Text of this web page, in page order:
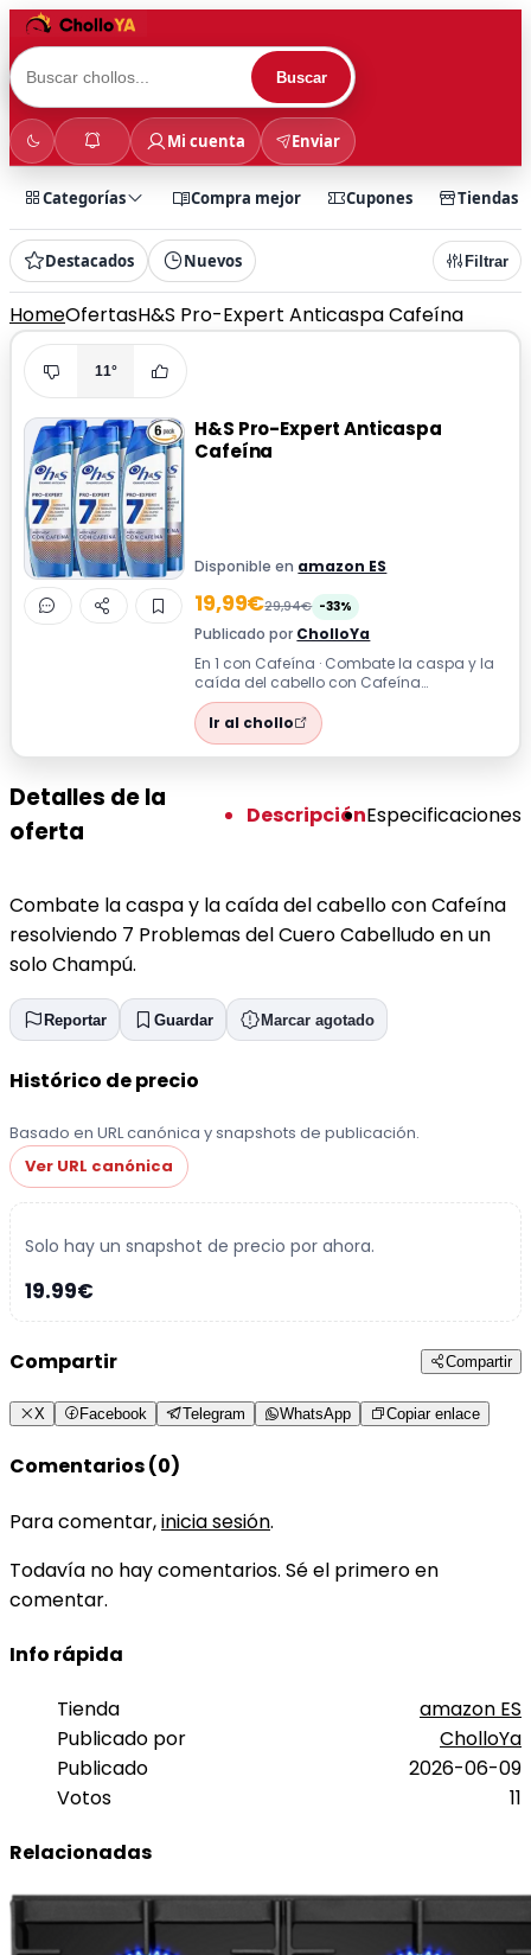
Buscar
Mi cuenta Enviar
Categorías Compra mejor Cupones Tiendas
Destacados Nuevos Filtrar
HomeOfertasH&S Pro-Expert Anticaspa Cafeína
11°
H&S Pro-Expert Anticaspa
Cafeína
Disponible en amazon ES
19,99€29,94€ -33%
Publicado por CholloYa
En 1 con Cafeína · Combate la caspa y la
caída del cabello con Cafeína
resolviendo 7 Problemas del Cuero
Cabelludo en...
Ir al chollo
Detalles de la
oferta
DescripciónEspecificaciones
Combate la caspa y la caída del cabello con Cafeína
resolviendo 7 Problemas del Cuero Cabelludo en un
solo Champú.
Reportar Guardar Marcar agotado
Histórico de precio
Basado en URL canónica y snapshots de publicación.
Ver URL canónica
Solo hay un snapshot de precio por ahora.
19.99€
Compartir Compartir
X Facebook Telegram WhatsApp Copiar enlace
Comentarios (0)
Para comentar,inicia sesión.
Todavía no hay comentarios. Sé el primero en
comentar.
Info rápida
Tienda
amazon ES
Publicado por
CholloYa
Publicado
2026-06-09
Votos
11
Relacionadas